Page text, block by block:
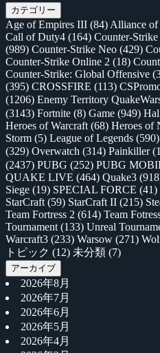
カテゴリー
Age of Empires III (84) Alliance of
Call of Duty4 (164) Counter-Strike
(989) Counter-Strike Neo (429)
Counter-Strike Online 2 (18)
Counter-Strike: Global Offensive
(395) CROSSFIRE (113)
(1206) Enemy Territory
(3143) Fortnite (8) Game (949)
Heroes of Warcraft (68) Heroes of
Storm (5) League of Legends (590)
(329) Overwatch (314) Painkiller
(2437) PUBG (252) PUBG
QUAKE LIVE (464) Quake3
Siege (19) SPECIAL FORCE (41)
StarCraft (59) StarCraft II (215)
Team Fortress 2 (614) Team
Tournament (133) Unreal
Warcraft3 (233) Warsow (271)
トピック (12) 未分類 (7)
アーカイブ
2026年8月
2026年7月
2026年6月
2026年5月
2026年4月